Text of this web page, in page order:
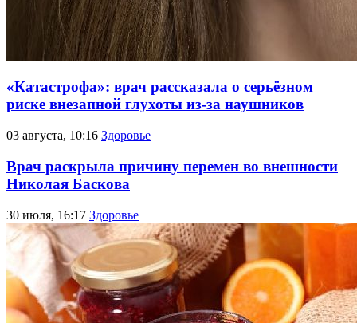
«Катастрофа»: врач рассказала о серьёзном
риске внезапной глухоты из-за наушников
03 августа, 10:16 Здоровье
Врач раскрыла причину перемен во внешности
Николая Баскова
30 июля, 16:17 Здоровье